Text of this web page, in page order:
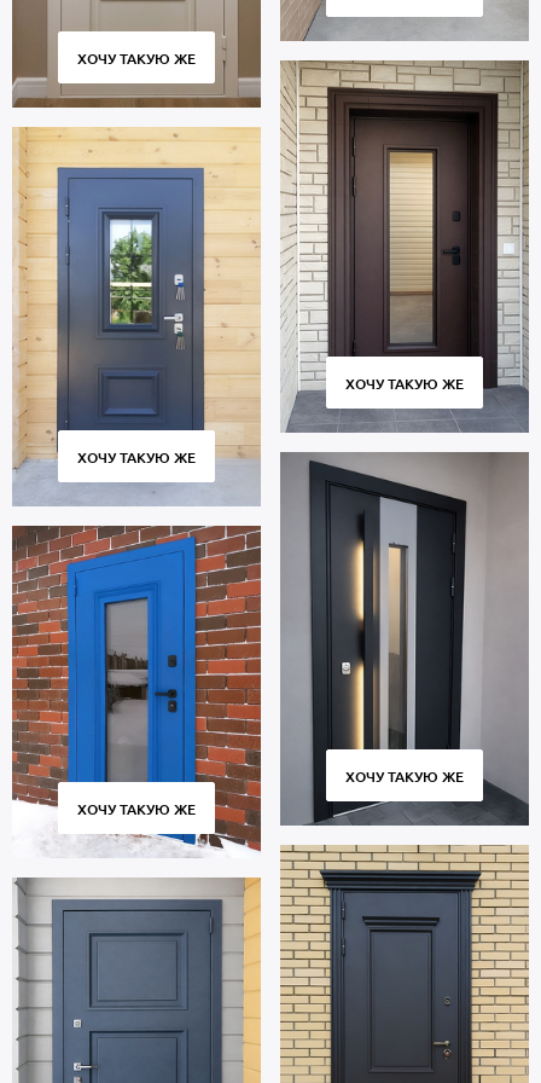
ХОЧУ ТАКУЮ ЖЕ
ХОЧУ ТАКУЮ ЖЕ
ХОЧУ ТАКУЮ ЖЕ
ХОЧУ ТАКУЮ ЖЕ
ХОЧУ ТАКУЮ ЖЕ